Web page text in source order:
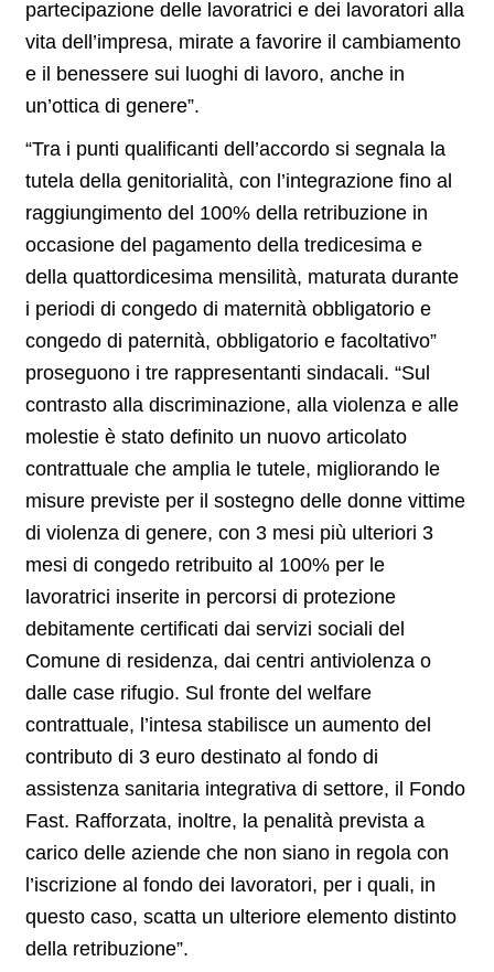
partecipazione delle lavoratrici e dei lavoratori alla
vita dell’impresa, mirate a favorire il cambiamento
e il benessere sui luoghi di lavoro, anche in
un’ottica di genere”.
“Tra i punti qualificanti dell’accordo si segnala la
tutela della genitorialità, con l’integrazione fino al
raggiungimento del 100% della retribuzione in
occasione del pagamento della tredicesima e
della quattordicesima mensilità, maturata durante
i periodi di congedo di maternità obbligatorio e
congedo di paternità, obbligatorio e facoltativo”
proseguono i tre rappresentanti sindacali. “Sul
contrasto alla discriminazione, alla violenza e alle
molestie è stato definito un nuovo articolato
contrattuale che amplia le tutele, migliorando le
misure previste per il sostegno delle donne vittime
di violenza di genere, con 3 mesi più ulteriori 3
mesi di congedo retribuito al 100% per le
lavoratrici inserite in percorsi di protezione
debitamente certificati dai servizi sociali del
Comune di residenza, dai centri antiviolenza o
dalle case rifugio. Sul fronte del welfare
contrattuale, l’intesa stabilisce un aumento del
contributo di 3 euro destinato al fondo di
assistenza sanitaria integrativa di settore, il Fondo
Fast. Rafforzata, inoltre, la penalità prevista a
carico delle aziende che non siano in regola con
l’iscrizione al fondo dei lavoratori, per i quali, in
questo caso, scatta un ulteriore elemento distinto
della retribuzione”.